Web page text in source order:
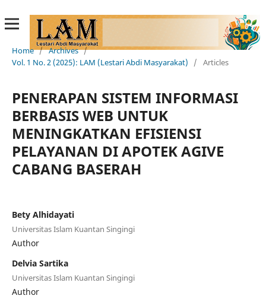
Home / Archives /
Vol. 1 No. 2 (2025): LAM (Lestari Abdi Masyarakat)
/ Articles
PENERAPAN SISTEM INFORMASI
BERBASIS WEB UNTUK
MENINGKATKAN EFISIENSI
PELAYANAN DI APOTEK AGIVE
CABANG BASERAH
Bety Alhidayati
Universitas Islam Kuantan Singingi
Author
Delvia Sartika
Universitas Islam Kuantan Singingi
Author